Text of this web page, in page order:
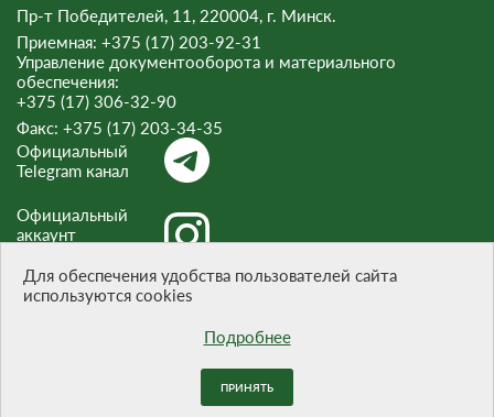
Пр-т Победителей, 11, 220004, г. Минск.
Приемная: +375 (17) 203-92-31
Управление документооборота и материального
обеспечения:
+375 (17) 306-32-90
Факс: +375 (17) 203-34-35
Официальный
Telegram канал
Официальный
аккаунт
Официальный
При цитировании материалов ссылка на сайт обязательна.
Для обеспечения удобства пользователей сайта
используются cookies
Подробнее
ПРИНЯТЬ